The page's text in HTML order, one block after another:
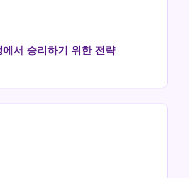
에서 승리하기 위한 전략